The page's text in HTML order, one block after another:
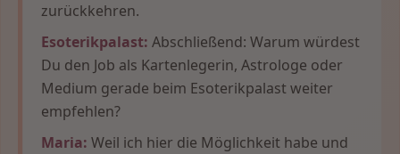
zurückkehren.
Esoterikpalast: Abschließend: Warum würdest
Du den Job als Kartenlegerin, Astrologe oder
Medium gerade beim Esoterikpalast weiter
empfehlen?
Maria: Weil ich hier die Möglichkeit habe und